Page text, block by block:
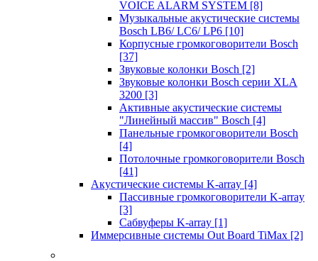
VOICE ALARM SYSTEM [8]
Музыкальные акустические системы
Bosch LB6/ LC6/ LP6 [10]
Корпусные громкоговорители Bosch
[37]
Звуковые колонки Bosch [2]
Звуковые колонки Bosch серии XLA
3200 [3]
Активные акустические системы
"Линейный массив" Bosch [4]
Панельные громкоговорители Bosch
[4]
Потолочные громкоговорители Bosch
[41]
Акустические системы K-array [4]
Пассивные громкоговорители K-array
[3]
Сабвуферы K-array [1]
Иммерсивные системы Out Board TiMax [2]